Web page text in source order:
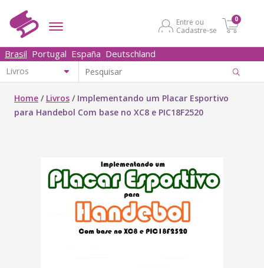
Entre ou
Cadastre-se
0
Brasil Portugal España Deutschland
Home / Livros / Implementando um Placar Esportivo
para Handebol Com base no XC8 e PIC18F2520